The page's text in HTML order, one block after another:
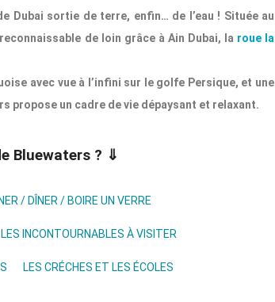
Dubai sortie de terre, enfin… de l’eau ! Située au
de loin grâce à Ain Dubai, la roue la
avec vue à l’infini sur le golfe Persique, et une
propose un cadre de vie dépaysant et relaxant.
Bluewaters ? ⇓
/ DÎNER / BOIRE UN VERRE
LES INCONTOURNABLES À VISITER
LES CRÉCHES ET LES ÉCOLES